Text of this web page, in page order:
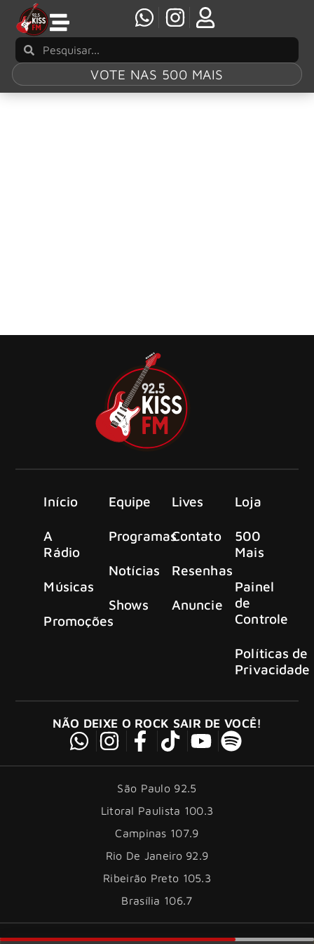
VOTE NAS 500 MAIS
Início
A
Rádio
Músicas
Promoções
Equipe
Programas
Notícias
Shows
Lives
Contato
Resenhas
Anuncie
Loja
500
Mais
Painel
de
Controle
Políticas de
Privacidade
NÃO DEIXE O ROCK SAIR DE VOCÊ!
São Paulo 92.5
Litoral Paulista 100.3
Campinas 107.9
Rio De Janeiro 92.9
Ribeirão Preto 105.3
Brasília 106.7